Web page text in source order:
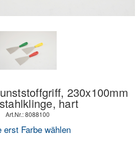
230x100mm
hart
Art.Nr.: 8088100
erst Farbe wählen